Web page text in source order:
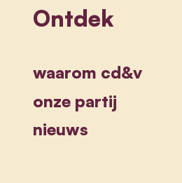
Ontdek
waarom cd&v
onze partij
nieuws